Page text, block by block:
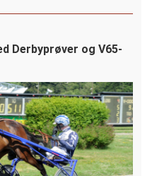
Derbyprøver og V65-